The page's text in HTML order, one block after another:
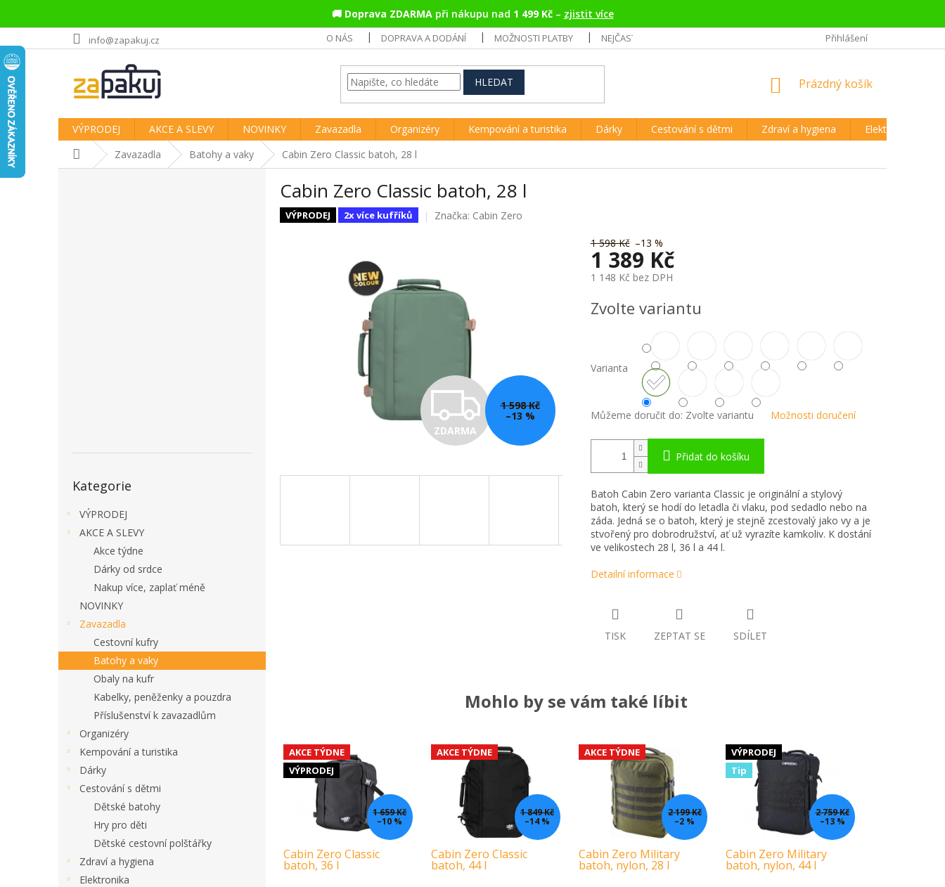
🚚 Doprava ZDARMApři nákupu nad 1 499 Kč– zjistit více
na
obsah
info@zapakuj.cz O NÁS DOPRAVA A DODÁNÍ MOŽNOSTI PLATBY NEJČASTĚJŠÍ OTÁZKY CESTOVATELŮ REKLAMAČNÍ ŘÁD A VRÁCENÍ ZBOŽÍ
Přihlášení
HLEDAT
NÁKUPNÍ
Prázdný košík
VÝPRODEJ AKCE A SLEVY NOVINKY Zavazadla Organizéry Kempování a turistika Dárky Cestování s dětmi Zdraví a hygiena Elektronika
Domů Zavazadla Batohy a vaky Cabin Zero Classic batoh, 28 l
kategorie
Kategorie
VÝPRODEJ
AKCE A SLEVY
Akce týdne
Dárky od srdce
Nakup více, zaplať méně
NOVINKY
Zavazadla
Cestovní kufry
Batohy a vaky
Obaly na kufr
Kabelky, peněženky a pouzdra
Příslušenství k zavazadlům
Organizéry
Kempování a turistika
Dárky
Cestování s dětmi
Dětské batohy
Hry pro děti
Dětské cestovní polštářky
Zdraví a hygiena
Elektronika
Cabin Zero Classic batoh, 28 l
VÝPRODEJ 2x více kufříků Značka: Cabin Zero
Z
D
R
ZDARMA
1 598 Kč
–13 %
1 598 Kč –13 %
1 389 Kč
1 148 Kč bez DPH
cena:
Zvolte variantu
Varianta
Můžeme doručit do: Zvolte variantu Možnosti doručení
Přidat do košíku
Batoh Cabin Zero varianta Classic je originální a stylový
batoh, který se hodí do letadla či vlaku, pod sedadlo nebo na
záda. Jedná se o batoh, který je stejně zcestovalý jako vy a je
stvořený pro dobrodružství, ať už vyrazíte kamkoliv. K dostání
ve velikostech 28 l, 36 l a 44 l.
Detailní informace
TISK ZEPTAT SE SDÍLET
Mohlo by se vám také líbit
AKCE TÝDNE
VÝPRODEJ
1 659 Kč
–10 %
Cabin Zero Classic
batoh, 36 l
AKCE TÝDNE
1 849 Kč
–14 %
Cabin Zero Classic
batoh, 44 l
AKCE TÝDNE
2 199 Kč
–2 %
Cabin Zero Military
batoh, nylon, 28 l
VÝPRODEJ
Tip
2 759 Kč
–13 %
Cabin Zero Military
batoh, nylon, 44 l